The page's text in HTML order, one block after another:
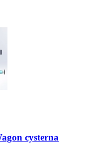
cysterna